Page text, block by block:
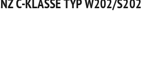
C-KLASSE TYP W202/S202